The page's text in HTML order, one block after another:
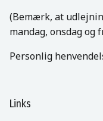
(Bemærk, at
mandag, onsdag og
Personlig
Links